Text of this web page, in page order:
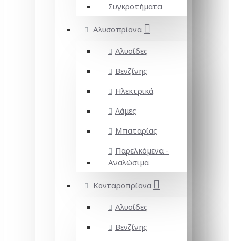
Συγκροτήματα
Αλυσοπρίονα
Αλυσίδες
Βενζίνης
Ηλεκτρικά
Λάμες
Μπαταρίας
Παρελκόμενα -
Αναλώσιμα
Κονταροπρίονα
Αλυσίδες
Βενζίνης